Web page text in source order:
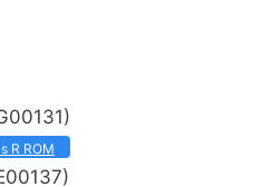
R ROM